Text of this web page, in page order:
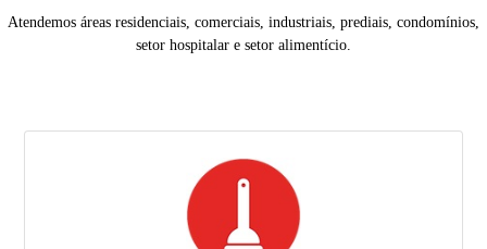
Atendemos áreas residenciais, comerciais, industriais, prediais, condomínios,
setor hospitalar e setor alimentício.